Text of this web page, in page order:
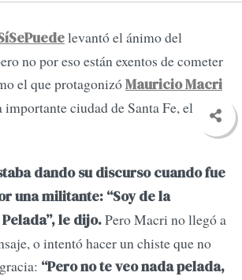
levantó el ánimo del
no por eso están exentos de cometer
el que protagonizóMauricio Macri
importante ciudad de Santa Fe, el
dando su discurso cuando fue
una militante: “Soy de la
le dijo.Pero Macri no llegó a
o intentó hacer un chiste que no
“Pero no te veo nada pelada,